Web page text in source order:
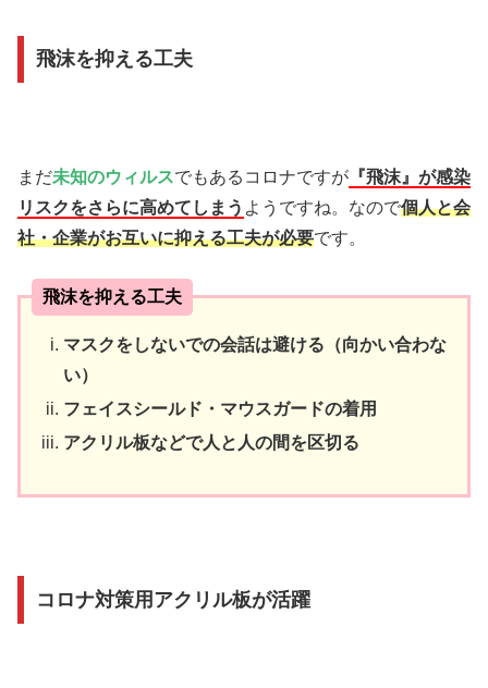
飛沫を抑える工夫
まだ未知のウィルスでもあるコロナですが 『飛沫』が感染
リスクをさらに高めてしまう ようですね。なので個人と会
社・企業がお互いに抑える工夫が必要です。
飛沫を抑える工夫
マスクをしないでの会話は避ける（向かい合わな
い）
フェイスシールド・マウスガードの着用
アクリル板などで人と人の間を区切る
コロナ対策用アクリル板が活躍